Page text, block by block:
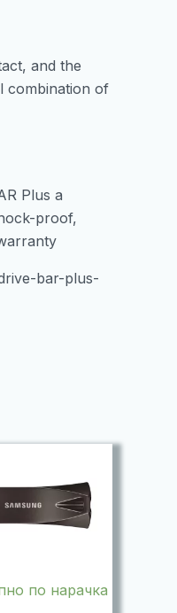
and the
combination of
Plus a
proof,
bar-plus-
по нарачка